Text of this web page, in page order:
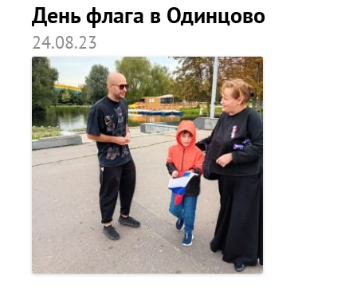
День флага в Одинцово
24.08.23